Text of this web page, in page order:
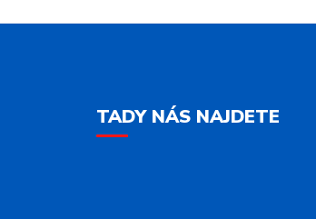
TADY NÁS NAJDETE